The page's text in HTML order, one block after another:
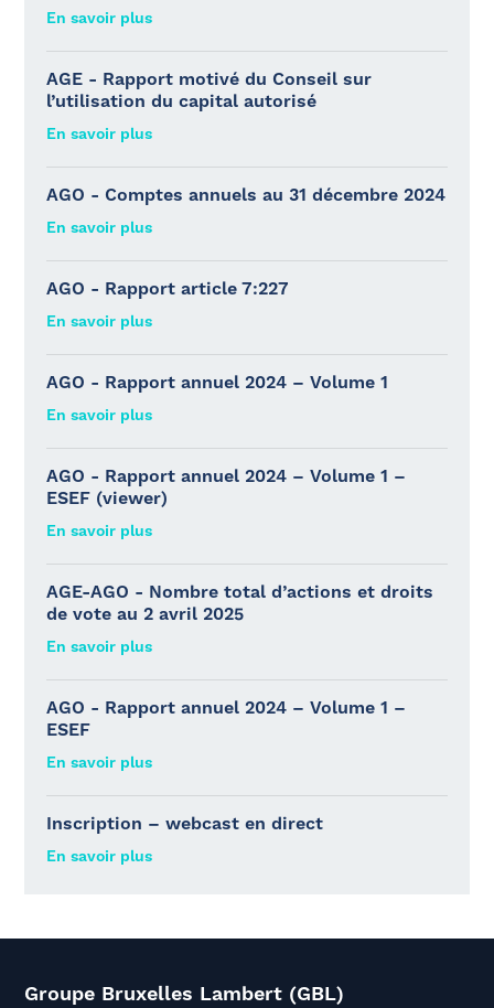
En savoir plus
AGE - Rapport motivé du Conseil sur
l’utilisation du capital autorisé
En savoir plus
AGO - Comptes annuels au 31 décembre 2024
En savoir plus
AGO - Rapport article 7:227
En savoir plus
AGO - Rapport annuel 2024 – Volume 1
En savoir plus
AGO - Rapport annuel 2024 – Volume 1 –
ESEF (viewer)
En savoir plus
AGE-AGO - Nombre total d’actions et droits
de vote au 2 avril 2025
En savoir plus
AGO - Rapport annuel 2024 – Volume 1 –
ESEF
En savoir plus
Inscription – webcast en direct
En savoir plus
Groupe Bruxelles Lambert (GBL)